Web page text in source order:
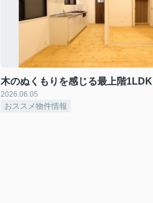
木のぬくもりを感じる最上階1LDK
2026.06.05
おススメ物件情報